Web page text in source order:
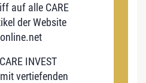
auf alle CARE
der Website
INVEST
vertiefenden